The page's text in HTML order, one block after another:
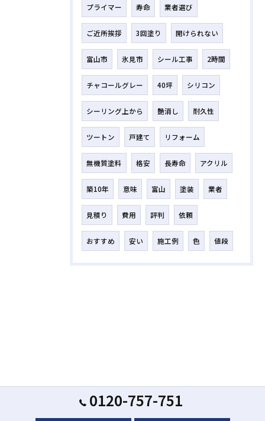
プライマー 寿命 業者選び
ご近所挨拶 3回塗り 開けられない
富山市 氷見市 シール工事 2時間
チャコールグレー 40坪 シリコン
シーリング上から 艶消し 耐久性
ツートン 戸建て リフォーム
無機質塗料 格安 長寿命 アクリル
築10年 意味 富山 塗装 業者
見積り 費用 評判 依頼
おすすめ 安い 施工例 色 値段
0120-757-751